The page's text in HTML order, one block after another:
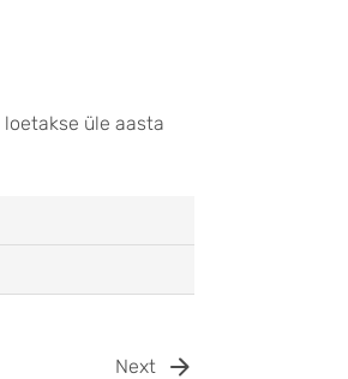
üle aasta
Next